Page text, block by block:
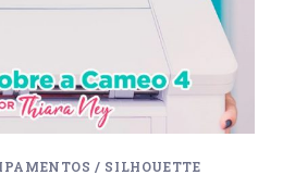
/ SILHOUETTE